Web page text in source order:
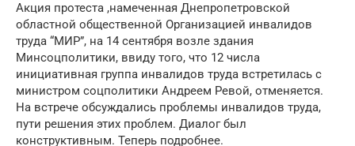
Акция протеста ,намеченная Днепропетровской
областной общественной Организацией инвалидов
труда “МИР”, на 14 сентября возле здания
Минсоцполитики, ввиду того, что 12 числа
инициативная группа инвалидов труда встретилась с
министром соцполитики Андреем Ревой, отменяется.
На встрече обсуждались проблемы инвалидов труда,
пути решения этих проблем. Диалог был
конструктивным. Теперь подробнее.